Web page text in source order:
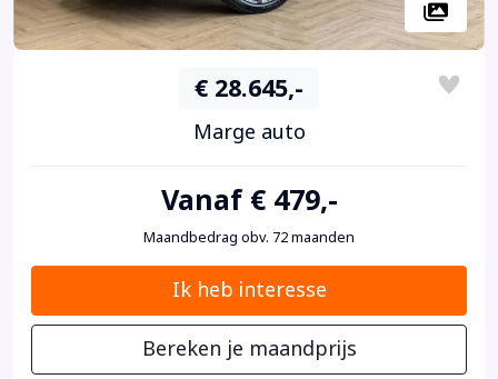
€ 28.645,-
Marge auto
Vanaf € 479,-
Maandbedrag obv. 72 maanden
Ik heb interesse
Bereken je maandprijs